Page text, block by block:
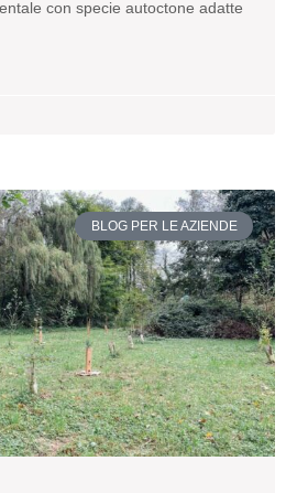
con specie autoctone adatte
BLOG PER LE AZIENDE